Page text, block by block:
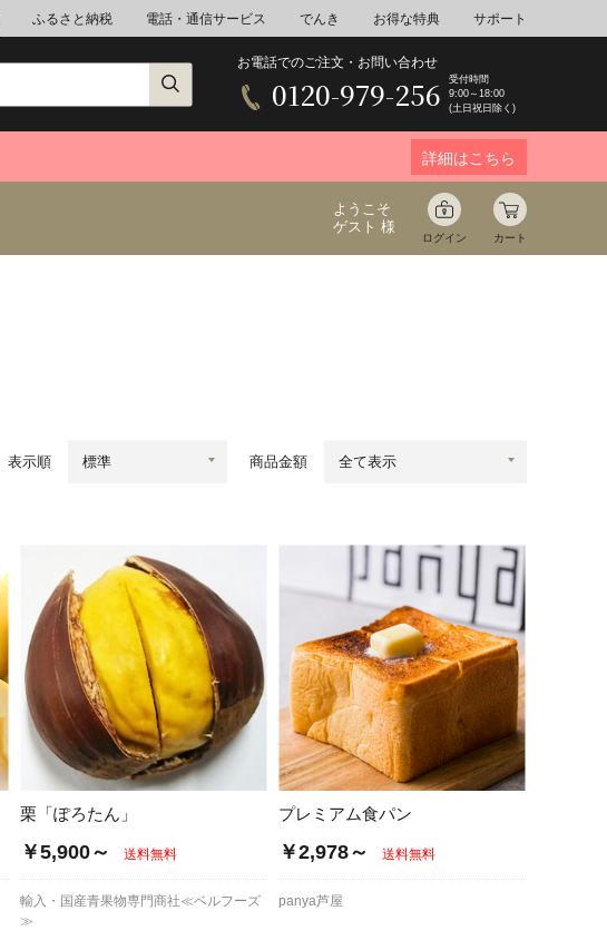
ふるさと納税 電話・通信サービス でんき お得な特典 サポート
お電話でのご注文・お問い合わせ
0120-979-256
受付時間
9:00～18:00
(土日祝日除く)
詳細はこちら
豊洲お取り寄せ 健康/美容
ようこそ
ゲスト 様
ログイン カート
表示順 商品金額
栗「ぽろたん」
￥5,900～ 送料無料
輸入・国産青果物専門商社≪ベルフーズ
≫
プレミアム食パン
￥2,978～ 送料無料
panya芦屋